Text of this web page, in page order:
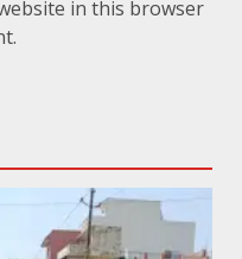
in this browser